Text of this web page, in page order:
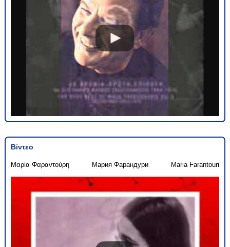
Βίντεο
Μαρία Φαραντούρη Мария Фарандури Maria Farantouri